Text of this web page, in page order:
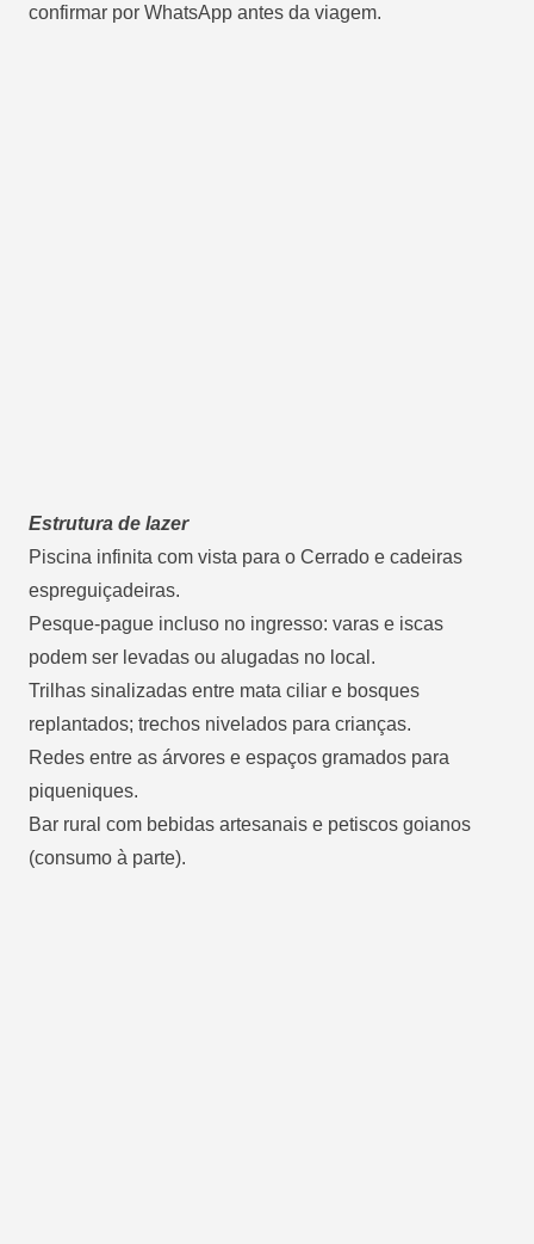
confirmar por WhatsApp antes da viagem.
Estrutura de lazer
Piscina infinita com vista para o Cerrado e cadeiras
espreguiçadeiras.
Pesque-pague incluso no ingresso: varas e iscas
podem ser levadas ou alugadas no local.
Trilhas sinalizadas entre mata ciliar e bosques
replantados; trechos nivelados para crianças.
Redes entre as árvores e espaços gramados para
piqueniques.
Bar rural com bebidas artesanais e petiscos goianos
(consumo à parte).